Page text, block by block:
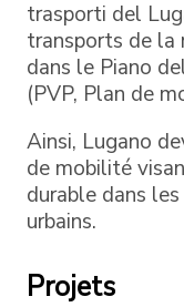
trasporti del
transports de la
dans le Piano
(PVP, Plan de
Ainsi, Lugano
de mobilité
durable dans
urbains.
Projets